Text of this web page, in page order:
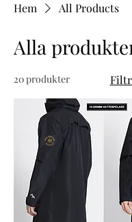
Hem All Products
Alla
20 produkter